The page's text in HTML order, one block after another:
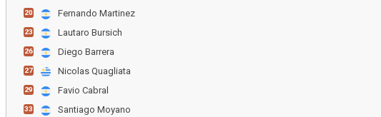
20 Fernando Martinez
23 Lautaro Bursich
26 Diego Barrera
27 Nicolas Quagliata
29 Favio Cabral
33 Santiago Moyano